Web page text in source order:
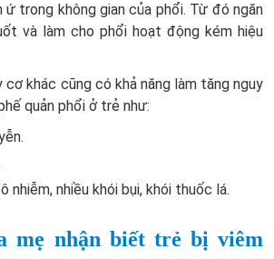
ứ trong không gian của phổi. Từ đó ngăn
và làm cho phổi hoạt động kém hiệu
khác cũng có khả năng làm tăng nguy
quản phổi ở trẻ như:
nhiễm, nhiều khói bụi, khói thuốc lá.
mẹ nhận biết trẻ bị viêm